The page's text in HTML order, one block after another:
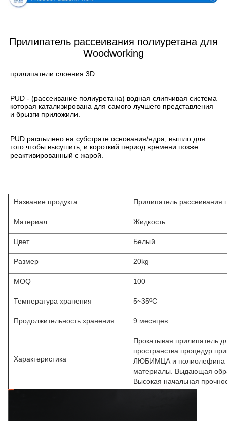
Прилипатель рассеивания полиуретана для
Woodworking
прилипатели слоения 3D
PUD - (рассеивание полиуретана) водная слипчивая система
которая катализирована для самого лучшего представления
и брызги приложили.
PUD распылено на субстрате основания/ядра, вышло для
того чтобы высушить, и короткий период времени позже
реактивированный с жарой.
Название продукта Прилипатель рассеивания
Материал Жидкость
Цвет Белый
Размер 20kg
MOQ 100
Температура хранения 5~35ºC
Продолжительность хранения 9 месяцев
Характеристика
Прокатывая прилипатель
пространства процедур
ЛЮБИМЦА и полиолефина
материалы. Выдающая
Высокая начальная